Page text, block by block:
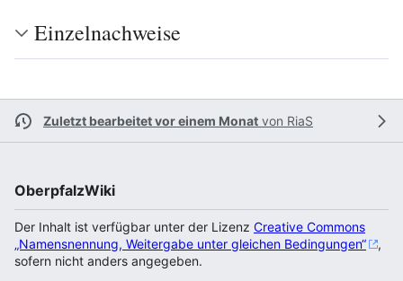
Einzelnachweise
Zuletzt bearbeitet vor einem Monat von RiaS
OberpfalzWiki
Der Inhalt ist verfügbar unter der Lizenz Creative Commons
„Namensnennung, Weitergabe unter gleichen Bedingungen“
,
sofern nicht anders angegeben.